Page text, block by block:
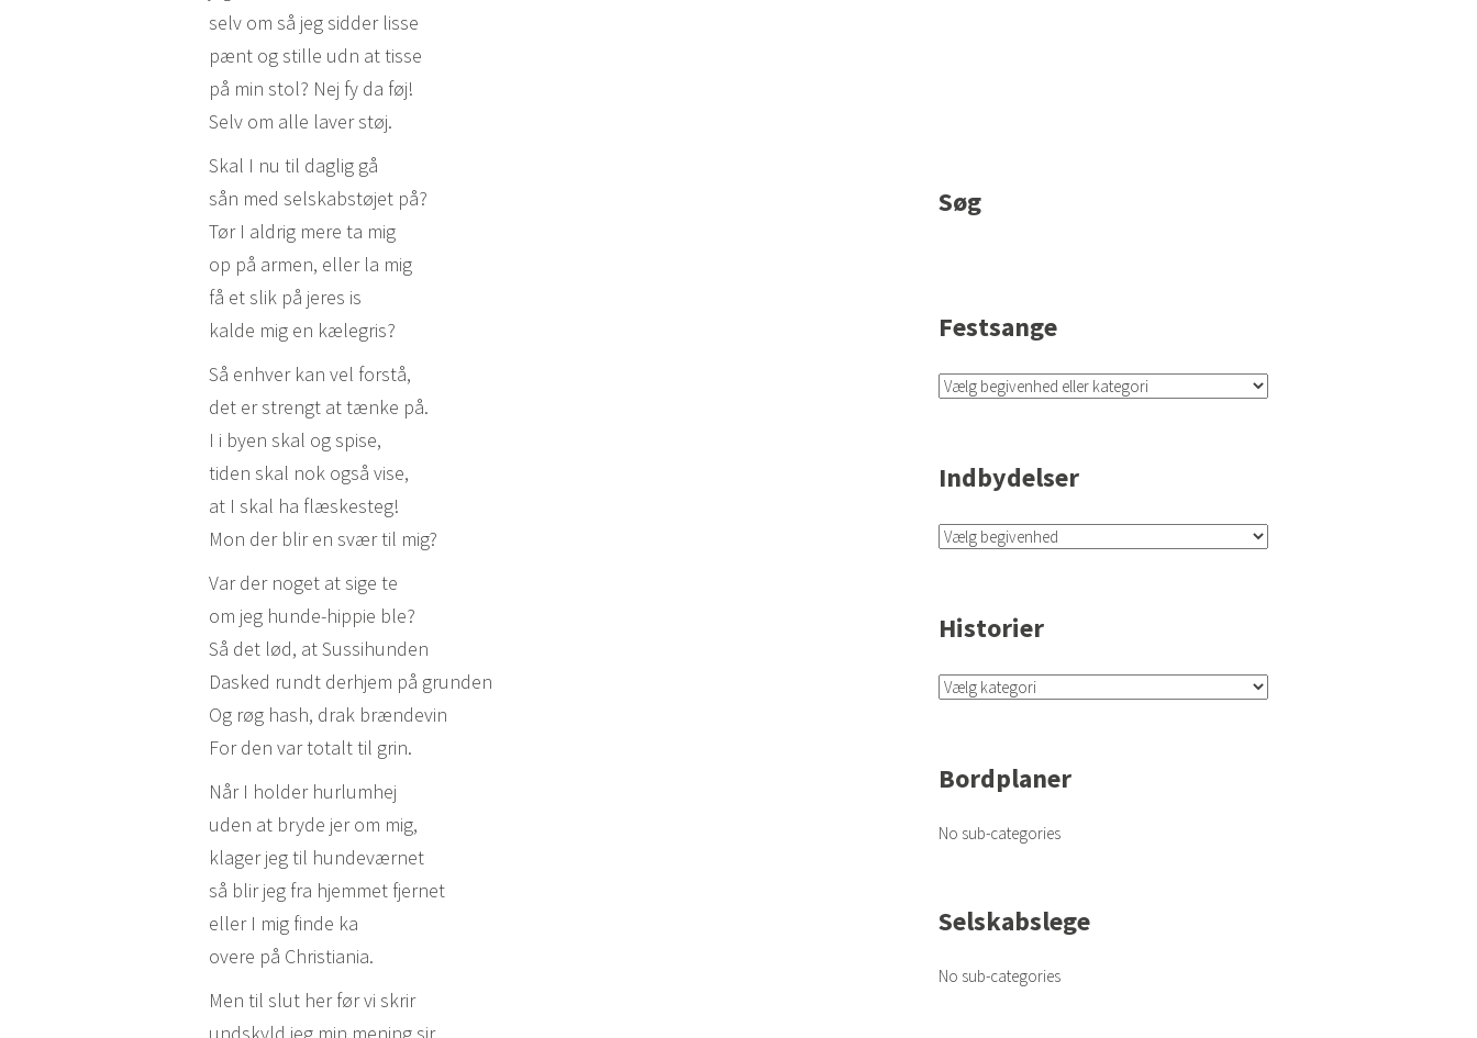
selv om så jeg sidder lisse
pænt og stille udn at tisse
på min stol? Nej fy da føj!
Selv om alle laver støj.
Skal I nu til daglig gå
sån med selskabstøjet på?
Tør I aldrig mere ta mig
op på armen, eller la mig
få et slik på jeres is
kalde mig en kælegris?
Så enhver kan vel forstå,
det er strengt at tænke på.
I i byen skal og spise,
tiden skal nok også vise,
at I skal ha flæskesteg!
Mon der blir en svær til mig?
Var der noget at sige te
om jeg hunde-hippie ble?
Så det lød, at Sussihunden
Dasked rundt derhjem på grunden
Og røg hash, drak brændevin
For den var totalt til grin.
Når I holder hurlumhej
uden at bryde jer om mig,
klager jeg til hundeværnet
så blir jeg fra hjemmet fjernet
eller I mig finde ka
overe på Christiania.
Men til slut her før vi skrir
Søg
Festsange
Indbydelser
Historier
Bordplaner
No sub-categories
Selskabslege
No sub-categories